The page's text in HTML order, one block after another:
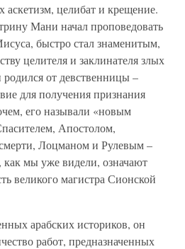
целибат и крещение.
Мани начал проповедовать
быстро стал знаменитым,
целителя и заклинателя злых
от девственницы –
для получения признания
его называли «новым
Апостолом,
Лоцманом и Рулевым –
как мы уже видели, означают
великого магистра Сионской
арабских историков, он
работ, предназначенных